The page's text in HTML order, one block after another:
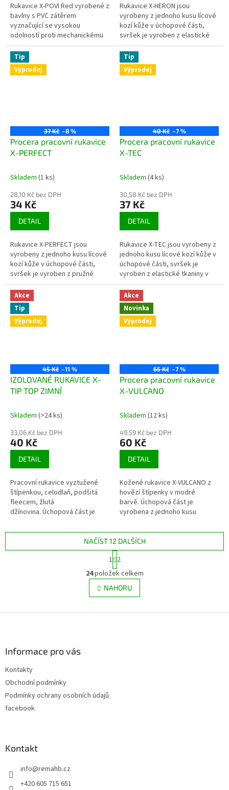
Rukavice X-POVI Red vyrobené z
bavlny s PVC zátěrem
vyznačující se vysokou
odolností proti mechanickému
poškození, vodě a tekutinám a
také nečistotám. Zvýšená
přilnavost k...
Rukavice X-HERON jsou
vyrobeny z jednoho kusu lícové
kozí kůže v úchopové části,
svršek je vyroben z elastické
bavlněné tkaniny v přírodní
barvě. Kožený palec a
konečky...
Tip
Výprodej
37 Kč –8 %
Procera pracovní rukavice
X-PERFECT
Skladem (1 ks)
28,10 Kč bez DPH
34 Kč
DETAIL
Rukavice X-PERFECT jsou
vyrobeny z jednoho kusu lícové
kozí kůže v úchopové části,
svršek je vyroben z pružné
látky tmavě modré
barvy. Zakončeno elastickou...
Tip
Výprodej
40 Kč –7 %
Procera pracovní rukavice
X-TEC
Skladem (4 ks)
30,58 Kč bez DPH
37 Kč
DETAIL
Rukavice X-TEC jsou vyrobeny z
jednoho kusu lícové kozí kůže v
úchopové části, svršek je
vyroben z elastické tkaniny v
červené barvě. Suchý zip v
kombinaci se stahovací...
Akce
Tip
Výprodej
45 Kč –11 %
IZOLOVANÉ RUKAVICE X-
TIP TOP ZIMNÍ
Skladem (>24 ks)
33,06 Kč bez DPH
40 Kč
DETAIL
Pracovní rukavice vyztužené
štípenkou, celodlaň, podšitá
fleecem, žlutá
džínovina. Úchopová část je
- štípané hovězí kůže v přírodní
Akce
Novinka
Výprodej
65 Kč –7 %
Procera pracovní rukavice
X-VULCANO
Skladem (12 ks)
49,59 Kč bez DPH
60 Kč
DETAIL
Kožené rukavice X-VULCANO z
hovězí štípenky v modré
barvě. Úchopová část je
vyrobena z jednoho kusu
je vyrobena z jednoho kusu
kůže. V...
O
v
l
á
NAČÍST 12 DALŠÍCH
t
r
á
n
k
v
1 2
24položek celkem
NAHORU
Informace pro vás
Kontakty
Obchodní podmínky
Podmínky ochrany osobních údajů
facebook
Kontakt
info@remahb.cz
+420 605 715 651